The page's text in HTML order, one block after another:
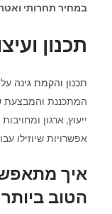
במחיר תחרותי
תכנון
תכנון והקמת גינה
המתכננת והמבצעת
ייעוץ, ארגון
אפשרויות שיוזילו
איך
הטוב